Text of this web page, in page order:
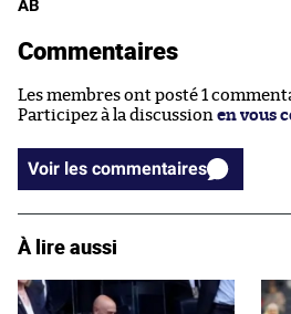
AB
Commentaires
Les membres ont posté 1
Participez à la discussion en vous
Voir les commentaires
À lire aussi